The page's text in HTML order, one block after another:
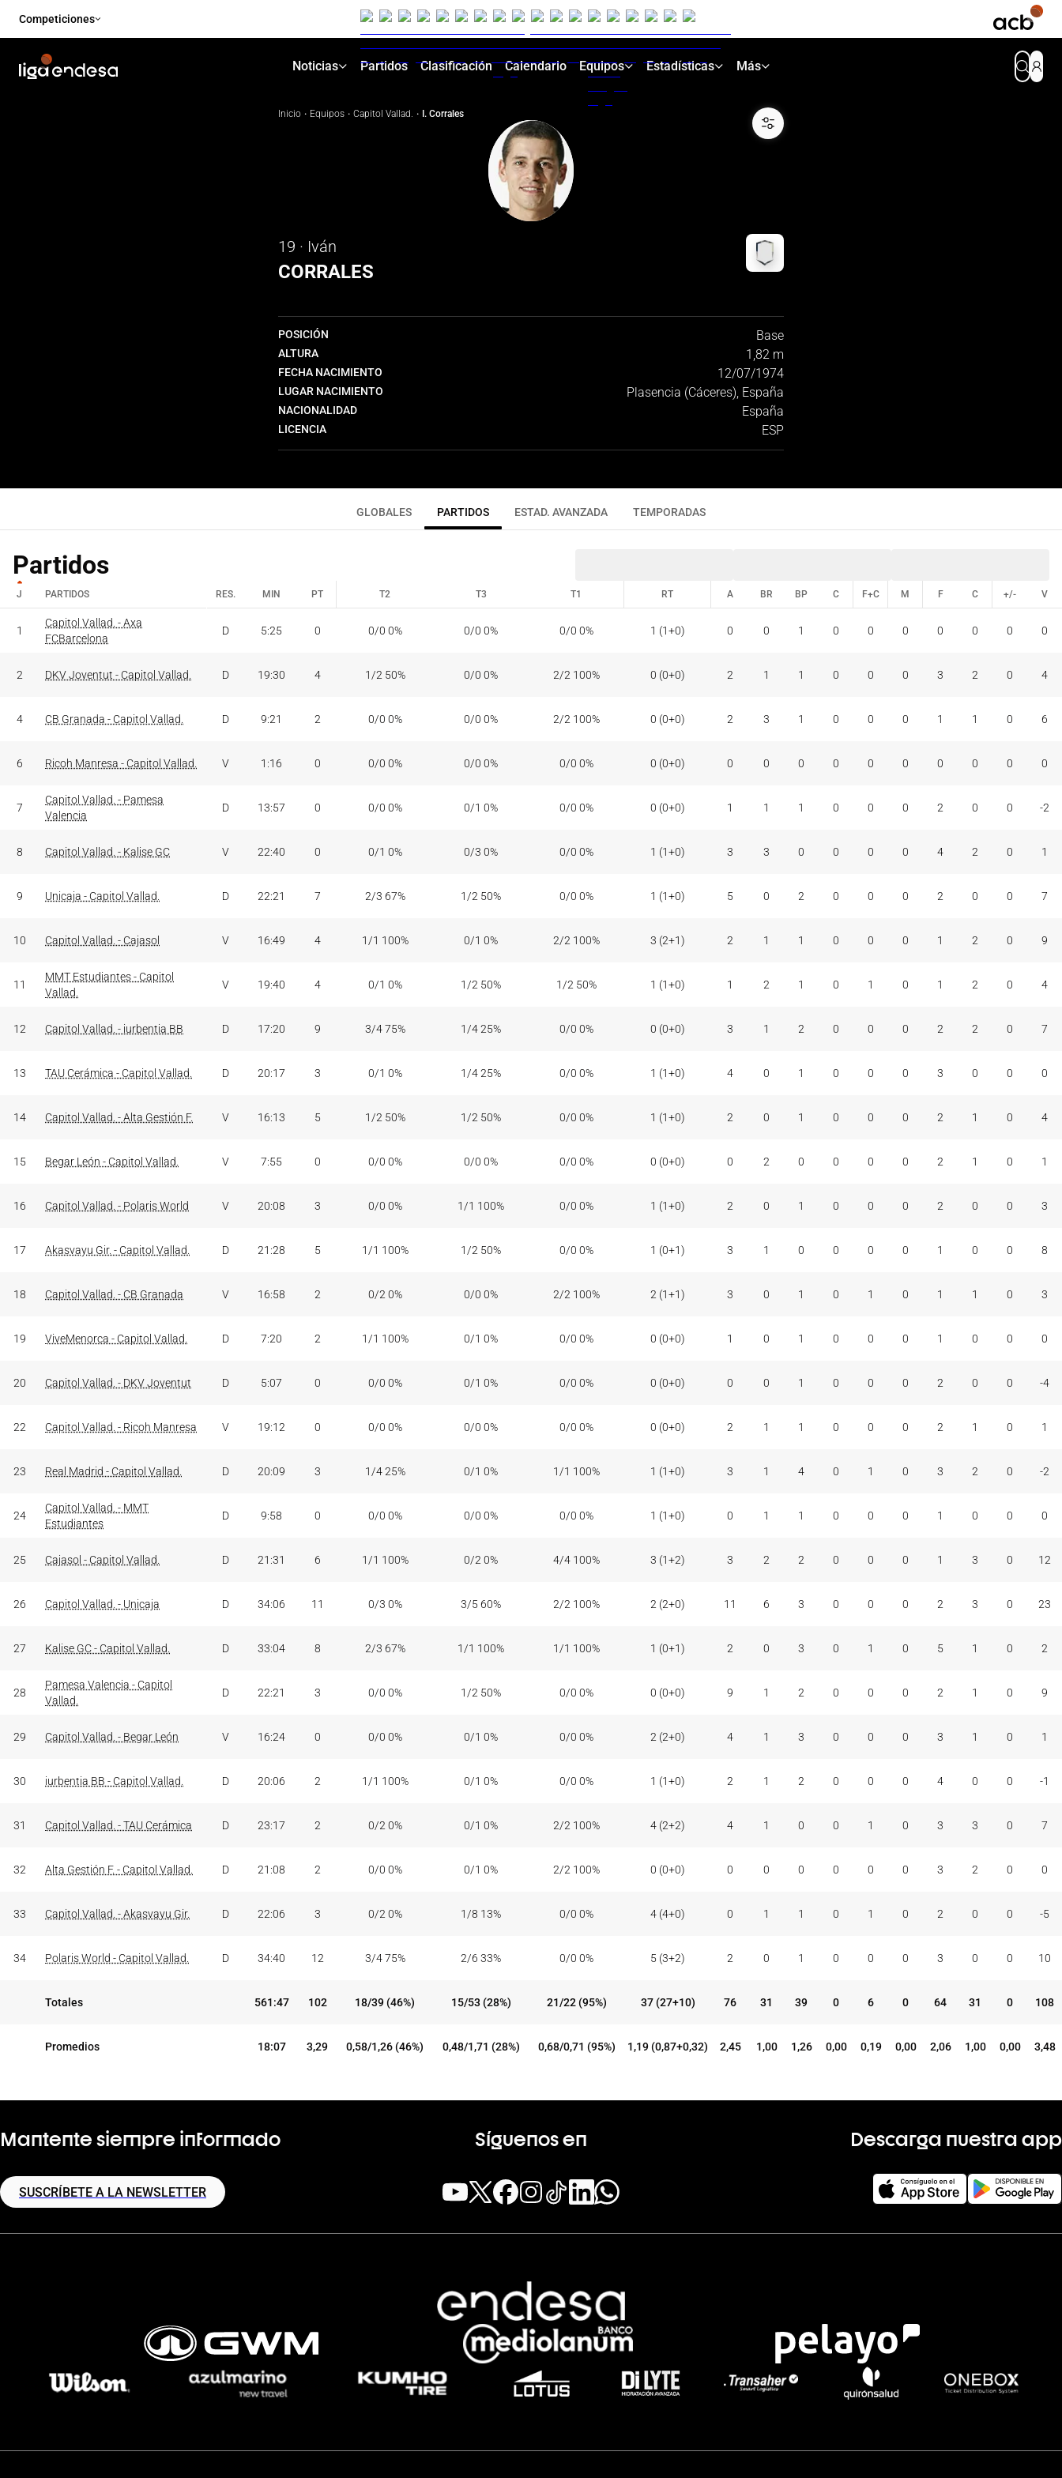
Competiciones
Noticias Partidos Clasificación Calendario Equipos Estadísticas Más
Inicio · Equipos · Capitol Vallad. · I. Corrales
19 · Iván
CORRALES
POSICIÓN Base
ALTURA 1,82 m
FECHA NACIMIENTO 12/07/1974
LUGAR NACIMIENTO Plasencia (Cáceres), España
NACIONALIDAD España
LICENCIA ESP
GLOBALES PARTIDOS ESTAD. AVANZADA TEMPORADAS
Partidos
J PARTIDOS RES. MIN PT T2 T3 T1 RT A BR BP C F+C M F C +/- V
PARTIDOS
1
Capitol Vallad. - Axa
FCBarcelona
D 5:25 0 0/0 0% 0/0 0% 0/0 0% 1 (1+0) 0 0 1 0 0 0 0 0 0 0
2 DKV Joventut - Capitol Vallad. D 19:30 4 1/2 50% 0/0 0% 2/2 100% 0 (0+0) 2 1 1 0 0 0 3 2 0 4
4 CB Granada - Capitol Vallad. D 9:21 2 0/0 0% 0/0 0% 2/2 100% 0 (0+0) 2 3 1 0 0 0 1 1 0 6
6 Ricoh Manresa - Capitol Vallad. V 1:16 0 0/0 0% 0/0 0% 0/0 0% 0 (0+0) 0 0 0 0 0 0 0 0 0 0
7
Capitol Vallad. - Pamesa
Valencia
D 13:57 0 0/0 0% 0/1 0% 0/0 0% 0 (0+0) 1 1 1 0 0 0 2 0 0 -2
8 Capitol Vallad. - Kalise GC V 22:40 0 0/1 0% 0/3 0% 0/0 0% 1 (1+0) 3 3 0 0 0 0 4 2 0 1
9 Unicaja - Capitol Vallad. D 22:21 7 2/3 67% 1/2 50% 0/0 0% 1 (1+0) 5 0 2 0 0 0 2 0 0 7
10 Capitol Vallad. - Cajasol V 16:49 4 1/1 100% 0/1 0% 2/2 100% 3 (2+1) 2 1 1 0 0 0 1 2 0 9
11
MMT Estudiantes - Capitol
Vallad.
V 19:40 4 0/1 0% 1/2 50% 1/2 50% 1 (1+0) 1 2 1 0 1 0 1 2 0 4
12 Capitol Vallad. - iurbentia BB D 17:20 9 3/4 75% 1/4 25% 0/0 0% 0 (0+0) 3 1 2 0 0 0 2 2 0 7
13 TAU Cerámica - Capitol Vallad. D 20:17 3 0/1 0% 1/4 25% 0/0 0% 1 (1+0) 4 0 1 0 0 0 3 0 0 0
14 Capitol Vallad. - Alta Gestión F. V 16:13 5 1/2 50% 1/2 50% 0/0 0% 1 (1+0) 2 0 1 0 0 0 2 1 0 4
15 Begar León - Capitol Vallad. V 7:55 0 0/0 0% 0/0 0% 0/0 0% 0 (0+0) 0 2 0 0 0 0 2 1 0 1
16 Capitol Vallad. - Polaris World V 20:08 3 0/0 0% 1/1 100% 0/0 0% 1 (1+0) 2 0 1 0 0 0 2 0 0 3
17 Akasvayu Gir. - Capitol Vallad. D 21:28 5 1/1 100% 1/2 50% 0/0 0% 1 (0+1) 3 1 0 0 0 0 1 0 0 8
18 Capitol Vallad. - CB Granada V 16:58 2 0/2 0% 0/0 0% 2/2 100% 2 (1+1) 3 0 1 0 1 0 1 1 0 3
19 ViveMenorca - Capitol Vallad. D 7:20 2 1/1 100% 0/1 0% 0/0 0% 0 (0+0) 1 0 1 0 0 0 1 0 0 0
20 Capitol Vallad. - DKV Joventut D 5:07 0 0/0 0% 0/1 0% 0/0 0% 0 (0+0) 0 0 1 0 0 0 2 0 0 -4
22 Capitol Vallad. - Ricoh Manresa V 19:12 0 0/0 0% 0/0 0% 0/0 0% 0 (0+0) 2 1 1 0 0 0 2 1 0 1
23 Real Madrid - Capitol Vallad. D 20:09 3 1/4 25% 0/1 0% 1/1 100% 1 (1+0) 3 1 4 0 1 0 3 2 0 -2
24
Capitol Vallad. - MMT
Estudiantes
D 9:58 0 0/0 0% 0/0 0% 0/0 0% 1 (1+0) 0 1 1 0 0 0 1 0 0 0
25 Cajasol - Capitol Vallad. D 21:31 6 1/1 100% 0/2 0% 4/4 100% 3 (1+2) 3 2 2 0 0 0 1 3 0 12
26 Capitol Vallad. - Unicaja D 34:06 11 0/3 0% 3/5 60% 2/2 100% 2 (2+0) 11 6 3 0 0 0 2 3 0 23
27 Kalise GC - Capitol Vallad. D 33:04 8 2/3 67% 1/1 100% 1/1 100% 1 (0+1) 2 0 3 0 1 0 5 1 0 2
28
Pamesa Valencia - Capitol
Vallad.
D 22:21 3 0/0 0% 1/2 50% 0/0 0% 0 (0+0) 9 1 2 0 0 0 2 1 0 9
29 Capitol Vallad. - Begar León V 16:24 0 0/0 0% 0/1 0% 0/0 0% 2 (2+0) 4 1 3 0 0 0 3 1 0 1
30 iurbentia BB - Capitol Vallad. D 20:06 2 1/1 100% 0/1 0% 0/0 0% 1 (1+0) 2 1 2 0 0 0 4 0 0 -1
31 Capitol Vallad. - TAU Cerámica D 23:17 2 0/2 0% 0/1 0% 2/2 100% 4 (2+2) 4 1 0 0 1 0 3 3 0 7
32 Alta Gestión F. - Capitol Vallad. D 21:08 2 0/0 0% 0/1 0% 2/2 100% 0 (0+0) 0 0 0 0 0 0 3 2 0 0
33 Capitol Vallad. - Akasvayu Gir. D 22:06 3 0/2 0% 1/8 13% 0/0 0% 4 (4+0) 0 1 1 0 1 0 2 0 0 -5
34 Polaris World - Capitol Vallad. D 34:40 12 3/4 75% 2/6 33% 0/0 0% 5 (3+2) 2 0 1 0 0 0 3 0 0 10
Totales 561:47 102 18/39 (46%) 15/53 (28%) 21/22 (95%) 37 (27+10) 76 31 39 0 6 0 64 31 0 108
Promedios 18:07 3,29 0,58/1,26 (46%) 0,48/1,71 (28%) 0,68/0,71 (95%) 1,19 (0,87+0,32) 2,45 1,00 1,26 0,00 0,19 0,00 2,06 1,00 0,00 3,48
Mantente siempre informado
SUSCRÍBETE A LA NEWSLETTER
Síguenos en Descarga nuestra app